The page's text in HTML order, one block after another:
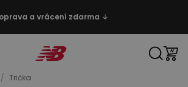
a vrácení zdarma ↓
/ Trička